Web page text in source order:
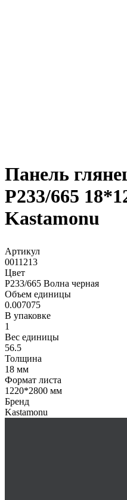
Панель
Р233/665
Kastamonu
Артикул
0011213
Цвет
P233/665 Волна черная
Объем единицы
0.007075
В упаковке
1
Вес единицы
56.5
Толщина
18 мм
Формат листа
1220*2800 мм
Бренд
Kastamonu